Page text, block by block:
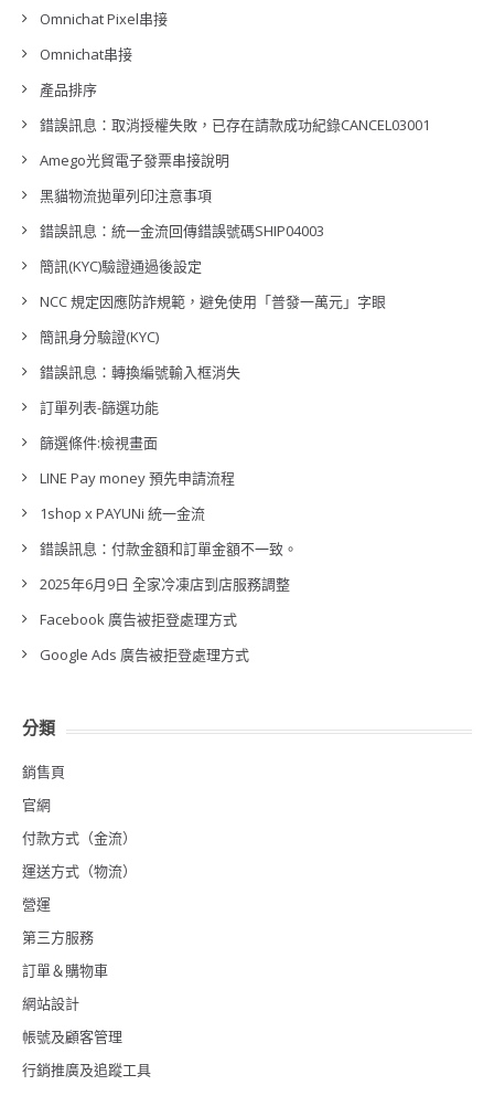
Omnichat Pixel串接
Omnichat串接
產品排序
錯誤訊息：取消授權失敗，已存在請款成功紀錄CANCEL03001
Amego光貿電子發票串接說明
黑貓物流拋單列印注意事項
錯誤訊息：統一金流回傳錯誤號碼SHIP04003
簡訊(KYC)驗證通過後設定
NCC 規定因應防詐規範，避免使用「普發一萬元」字眼
簡訊身分驗證(KYC)
錯誤訊息：轉換編號輸入框消失
訂單列表-篩選功能
篩選條件:檢視畫面
LINE Pay money 預先申請流程
1shop x PAYUNi 統一金流
錯誤訊息：付款金額和訂單金額不一致。
2025年6月9日 全家冷凍店到店服務調整
Facebook 廣告被拒登處理方式
Google Ads 廣告被拒登處理方式
分類
銷售頁
官網
付款方式（金流）
運送方式（物流）
營運
第三方服務
訂單＆購物車
網站設計
帳號及顧客管理
行銷推廣及追蹤工具